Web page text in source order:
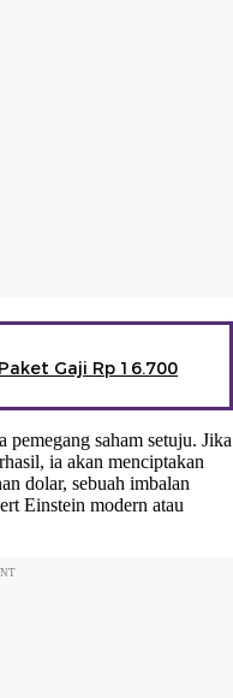
Gaji Rp 16.700
saham setuju. Jika
ia akan menciptakan
dolar, sebuah imbalan
Einstein modern atau